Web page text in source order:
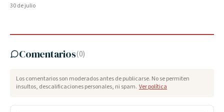
30 de julio
Comentarios(0)
Los comentarios son moderados antes de publicarse. No se permiten
insultos, descalificaciones personales, ni spam. Ver política